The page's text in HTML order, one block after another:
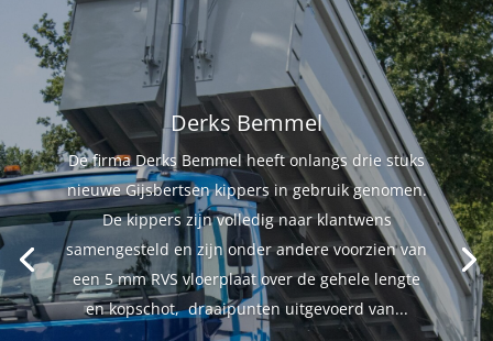
Derks Bemmel
De firma Derks Bemmel heeft onlangs drie stuks
nieuwe Gijsbertsen kippers in gebruik genomen.
De kippers zijn volledig naar klantwens
samengesteld en zijn onder andere voorzien van
een 5 mm RVS vloerplaat over de gehele lengte
en kopschot, draaipunten uitgevoerd van...